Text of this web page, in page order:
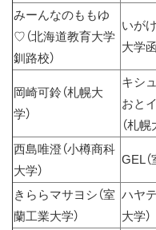
みーんなのももゆ
♡（北海道教育大学
釧路校）
いが
大学
岡崎可鈴（札幌大
学）
キシ
おと
（札幌
西島唯澄（小樽商科
大学）
GEL
きららマサヨシ（室
蘭工業大学）
ハヤ
大学）